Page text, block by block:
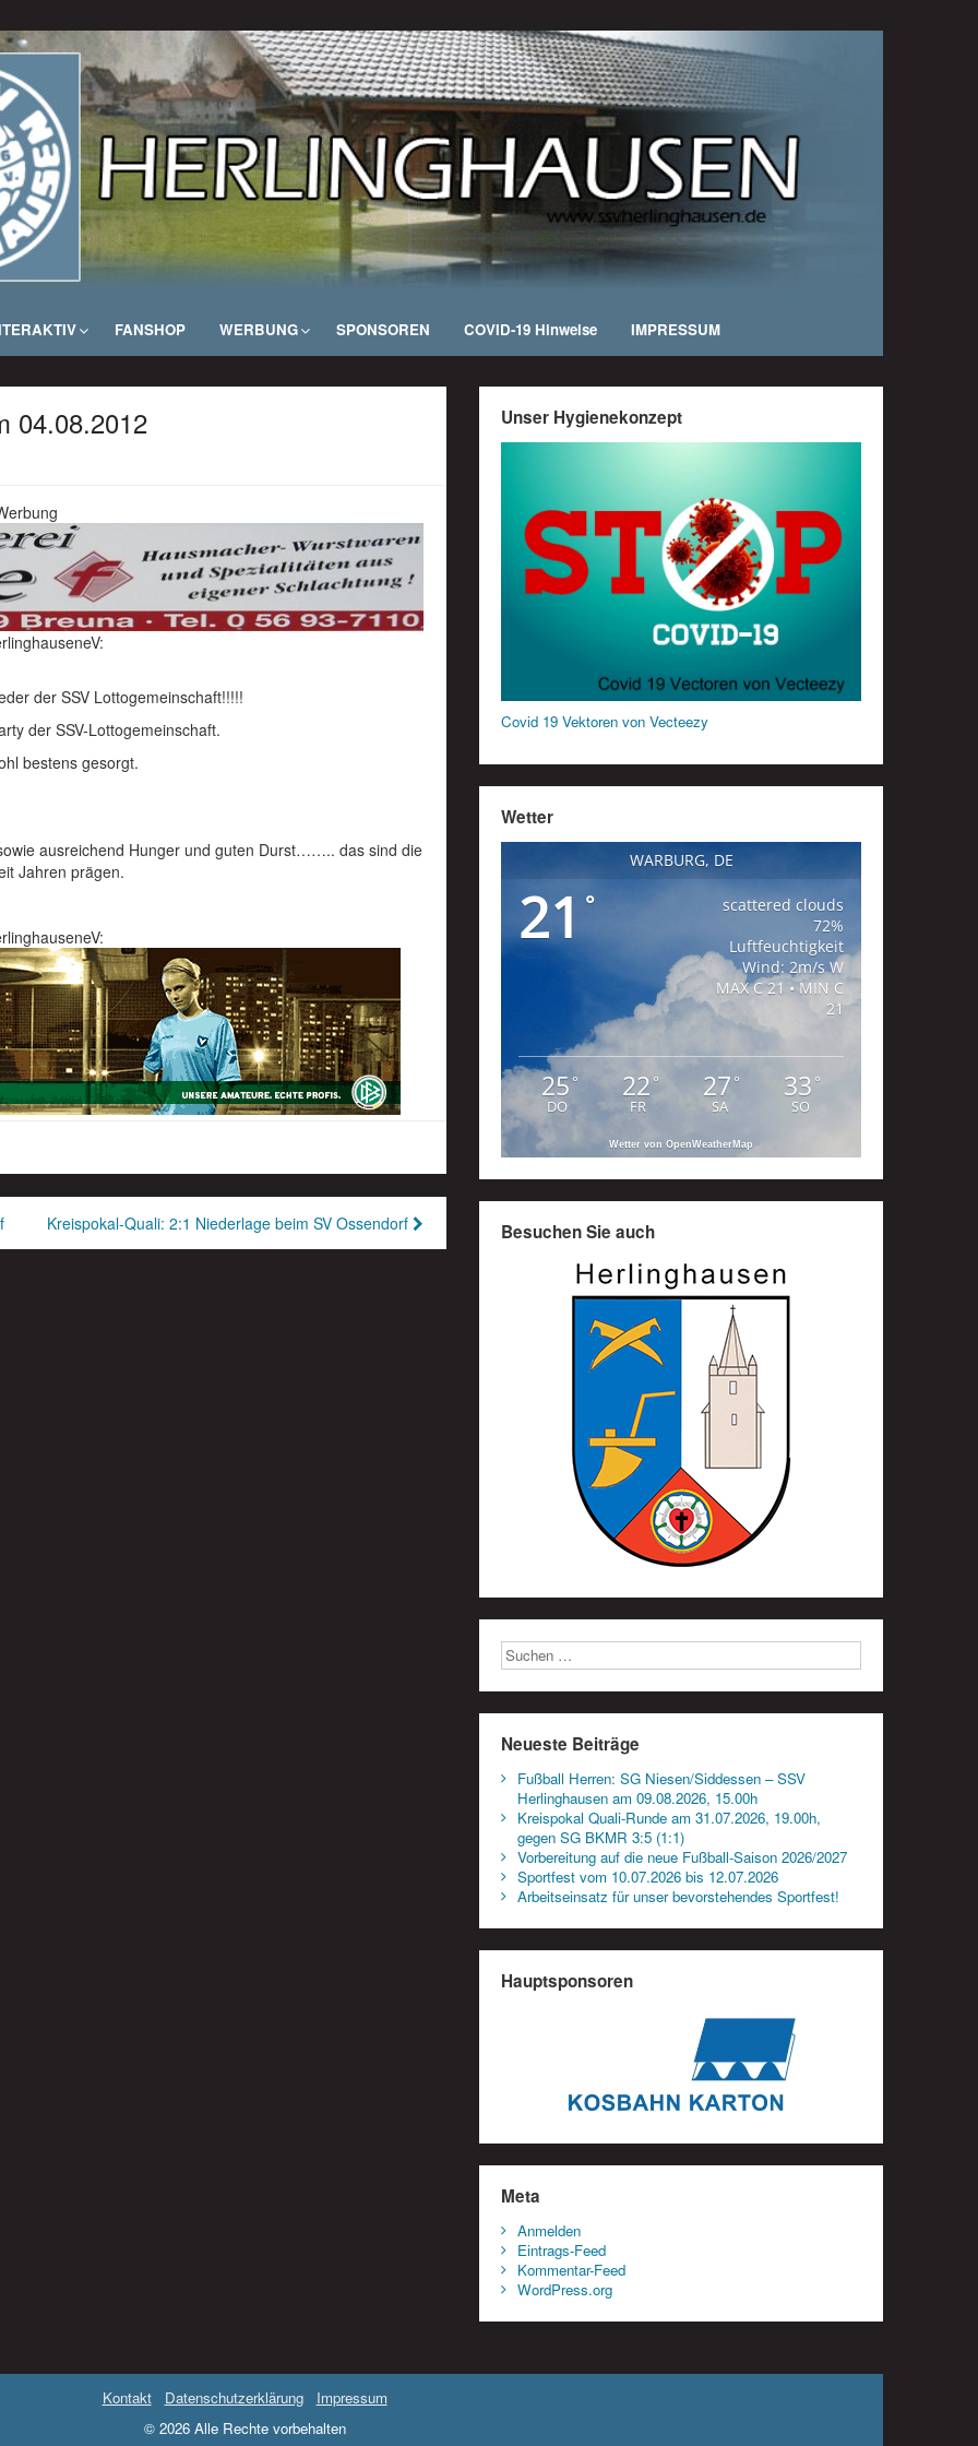
FANSHOP WERBUNG SPONSOREN COVID-19 Hinweise IMPRESSUM
04.08.2012
der SSV Lottogemeinschaft!!!!!
der SSV-Lottogemeinschaft.
bestens gesorgt.
ausreichend Hunger und guten Durst…….. das sind die
Jahren prägen.
Kreispokal-Quali: 2:1 Niederlage beim SV Ossendorf
Unser Hygienekonzept
Covid 19 Vektoren von Vecteezy
Wetter
WARBURG, DE
21 °
scattered clouds
72%
Luftfeuchtigkeit
Wind: 2m/s W
MAX C 21 • MIN C
21
25°
DO
22°
FR
27 °
SA
33 °
SO
Wetter von OpenWeatherMap
Besuchen Sie auch
Neueste Beiträge
Fußball Herren: SG Niesen/Siddessen – SSV
Herlinghausen am 09.08.2026, 15.00h
Kreispokal Quali-Runde am 31.07.2026, 19.00h,
gegen SG BKMR 3:5 (1:1)
Vorbereitung auf die neue Fußball-Saison 2026/2027
Sportfest vom 10.07.2026 bis 12.07.2026
Arbeitseinsatz für unser bevorstehendes Sportfest!
Hauptsponsoren
Meta
Anmelden
Eintrags-Feed
Kommentar-Feed
WordPress.org
Kontakt Datenschutzerklärung
Impressum
© 2026 Alle Rechte vorbehalten